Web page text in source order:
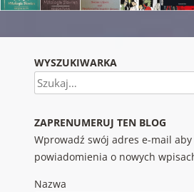
WYSZUKIWARKA
Szukaj
ZAPRENUMERUJ TEN BLOG
Wprowadź swój adres e-mail
powiadomienia o nowych
Nazwa